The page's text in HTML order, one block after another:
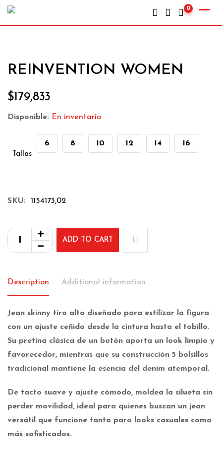
0
REINVENTION WOMEN
$179,833
Disponible: En inventario
Tallas
6 8 10 12 14 16
SKU: 1154173,02
ADD TO CART
Description Additional information
Jean skinny tiro alto diseñado para estilizar la figura
con un ajuste ceñido desde la cintura hasta el tobillo.
Su pretina clásica de un botón aporta un look limpio y
favorecedor, mientras que su construcción 5 bolsillos
tradicional
mantiene la esencia del denim atemporal.
De tacto suave y ajuste cómodo, moldea la silueta sin
perder movilidad, ideal para quienes buscan un jean
versátil que funcione tanto para looks casuales como
más sofisticados.